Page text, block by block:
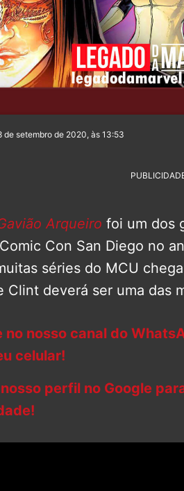
de setembro de 2020, às 13:53
Arqueiro foi um dos
Con San Diego no
séries do MCU
Clint deverá ser uma das
no nosso canal do
celular!
perfil no Google